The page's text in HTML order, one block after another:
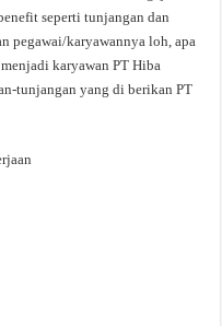
seperti tunjangan dan
pegawai/karyawannya loh, apa
karyawan PT Hiba
tunjangan yang di berikan PT